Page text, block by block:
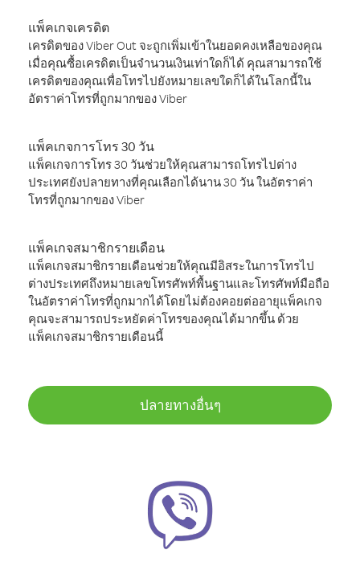
แพ็คเกจเครดิต
เครดิตของ Viber Out จะถูกเพิ่มเข้าในยอดคงเหลือของคุณ
เมื่อคุณซื้อเครดิตเป็นจำนวนเงินเท่าใดก็ได้ คุณสามารถใช้
เครดิตของคุณเพื่อโทรไปยังหมายเลขใดก็ได้ในโลกนี้ใน
อัตราค่าโทรที่ถูกมากของ Viber
แพ็คเกจการโทร 30 วัน
แพ็คเกจการโทร 30 วันช่วยให้คุณสามารถโทรไปต่าง
ประเทศยังปลายทางที่คุณเลือกได้นาน 30 วัน ในอัตราค่า
โทรที่ถูกมากของ Viber
แพ็คเกจสมาชิกรายเดือน
แพ็คเกจสมาชิกรายเดือนช่วยให้คุณมีอิสระในการโทรไป
ต่างประเทศถึงหมายเลขโทรศัพท์พื้นฐานและโทรศัพท์มือถือ
ในอัตราค่าโทรที่ถูกมากได้โดยไม่ต้องคอยต่ออายุแพ็คเกจ
คุณจะสามารถประหยัดค่าโทรของคุณได้มากขึ้น ด้วย
แพ็คเกจสมาชิกรายเดือนนี้
ปลายทางอื่นๆ